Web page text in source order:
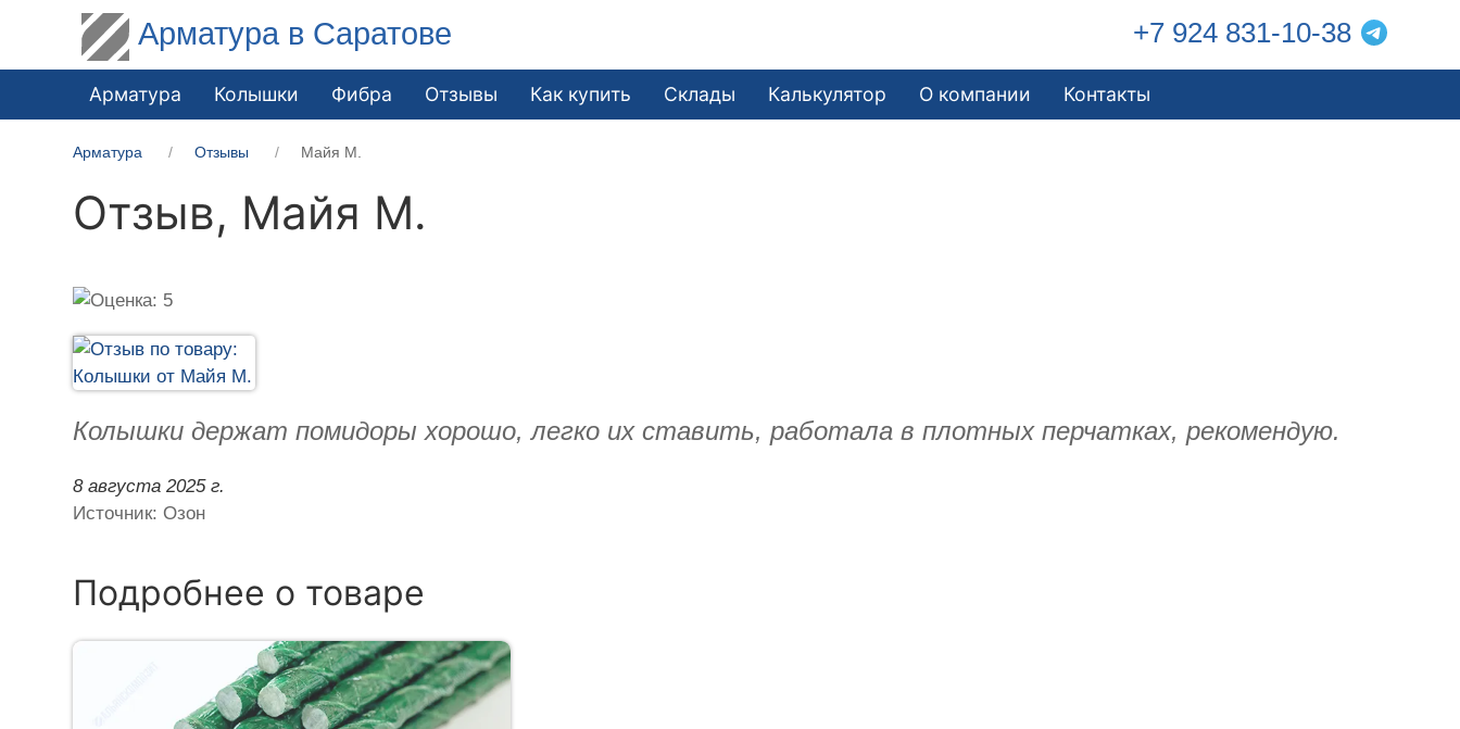
Арматура в Саратове +7 924 831-10-38
Арматура Колышки Фибра Отзывы Как купить Склады Калькулятор О компании Контакты
Арматура Отзывы Майя М.
Отзыв, Майя М.
Колышки держат помидоры хорошо, легко их ставить, работала в плотных перчатках, рекомендую.
8 августа 2025 г.
Источник: Озон
Подробнее о товаре